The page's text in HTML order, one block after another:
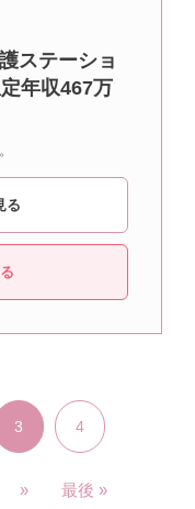
ステーショ
年収467万
る
3 4
» 最後 »